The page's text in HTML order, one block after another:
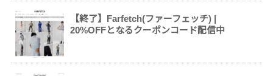
【終了】Farfetch(ファーフェッチ) |
20%OFFとなるクーポンコード配信中